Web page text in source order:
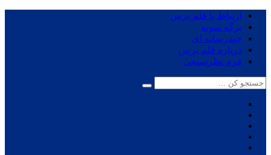
ارتباط با قلم پرس
برگه نمونه
چندرسانه ای
درباره قلم پرس
فرم نظرسنجی